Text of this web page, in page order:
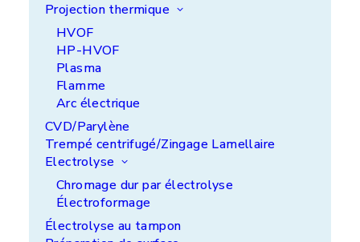
Projection thermique
HVOF
HP-HVOF
Plasma
Flamme
Arc électrique
CVD/Parylène
Trempé centrifugé/Zingage Lamellaire
Electrolyse
Chromage dur par électrolyse
Électroformage
Électrolyse au tampon
Réparation d'équipements sidérurgiques